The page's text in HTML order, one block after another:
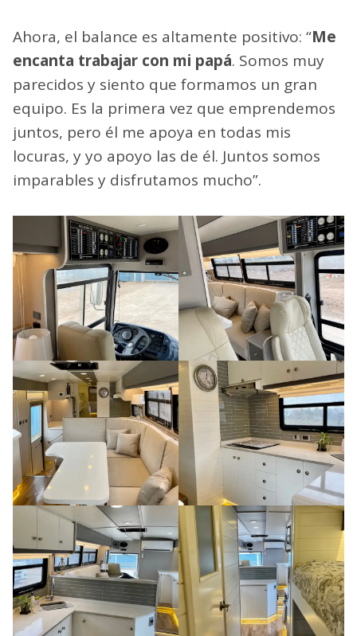
de experiencia en este rubro. Cuando yo
empecé era, justamente, licenciada en
Ciencias Sociales, no tenía nada que ver y la
verdad es que cuando no me salía algo me
frustraba”.
Ahora, el balance es altamente positivo: “
parecidos y siento que formamos un gran
equipo. Es la primera vez que emprendemos
juntos, pero él me apoya en todas mis
locuras, y yo apoyo las de él. Juntos somos
imparables y disfrutamos mucho”.